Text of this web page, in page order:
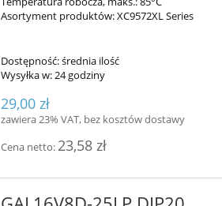
Asortyment produktów: XC9572XL Series
Dostępność:średnia ilość
Wysyłka w:24 godziny
29,00 zł
zawiera 23% VAT, bez kosztów dostawy
Cena netto: 23,58 zł